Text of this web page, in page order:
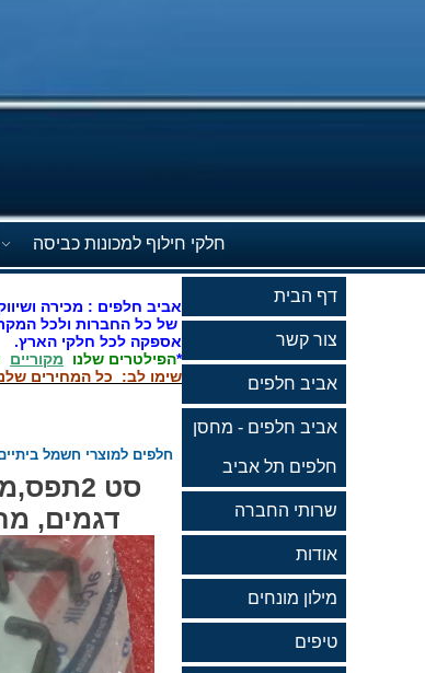
חלקי חילוף למכונות כביסה
דף הבית
צור קשר
אביב חלפים
אביב חלפים - מחסן
חלפים תל אביב
שרותי החברה
אודות
מילון מונחים
טיפים
אביב חלפים : מכירה
של כל החברות ולכל
אספקה לכל חלקי הארץ.
*הפילטרים שלנו מקוריים
שימו לב: כל המחירים
חלפים למוצרי חשמל
דגמים, מחיר יחידה 20 שח